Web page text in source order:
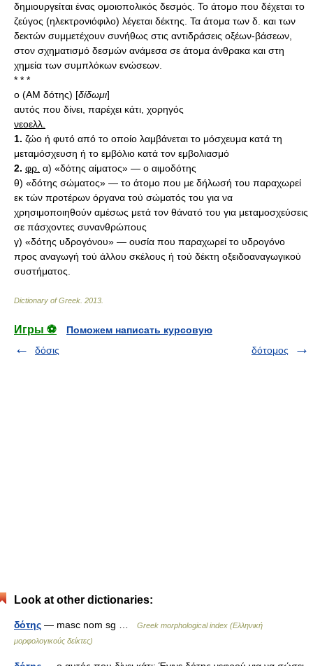
δημιουργείται ένας ομοιοπολικός δεσμός. Το άτομο που δέχεται το
ζεύγος (ηλεκτρονιόφιλο) λέγεται δέκτης. Τα άτομα των δ. και των
δεκτών συμμετέχουν συνήθως στις αντιδράσεις οξέων-βάσεων,
στον σχηματισμό δεσμών ανάμεσα σε άτομα άνθρακα και στη
χημεία των συμπλόκων ενώσεων.
* * *
ο (AM δότης) [δίδωμι]
αυτός που δίνει, παρέχει κάτι, χορηγός
νεοελλ.
1. ζώο ή φυτό από το οποίο λαμβάνεται το μόσχευμα κατά τη
μεταμόσχευση ή το εμβόλιο κατά τον εμβολιασμό
2. φρ. α) «δότης αίματος» — ο αιμοδότης
θ) «δότης σώματος» — το άτομο που με δήλωσή του παραχωρεί
εκ τών προτέρων όργανα τού σώματός του για να
χρησιμοποιηθούν αμέσως μετά τον θάνατό του για μεταμοσχεύσεις
σε πάσχοντες συνανθρώπους
γ) «δότης υδρογόνου» — ουσία που παραχωρεί το υδρογόνο
προς αναγωγή τού άλλου σκέλους ή τού δέκτη οξειδοαναγωγικού
συστήματος.
Dictionary of Greek 2013
Игры ⚽
Поможем написать курсовую
δόσις
δότομος
Look at other dictionaries:
δότης — masc nom sg …
Greek morphological index (Ελληνική
μορφολογικούς δείκτες)